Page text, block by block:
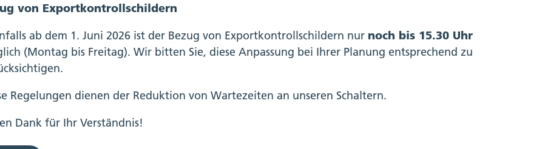
von Exportkontrollschildern
ab dem 1. Juni 2026 ist der Bezug von Exportkontrollschildern nur noch bis 15.30 Uhr
(Montag bis Freitag). Wir bitten Sie, diese Anpassung bei Ihrer Planung entsprechend zu
Regelungen dienen der Reduktion von Wartezeiten an unseren Schaltern.
Dank für Ihr Verständnis!